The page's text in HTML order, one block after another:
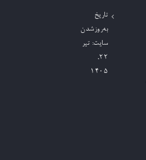
تاریخ
به‌روزشدن
سایت: تیر
۲۲,
۱۴۰۵